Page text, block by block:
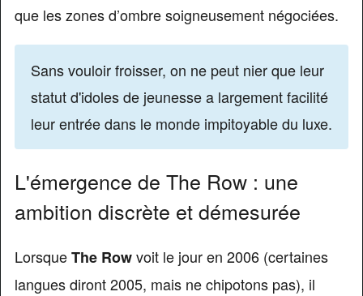
que les zones d’ombre soigneusement négociées.
Sans vouloir froisser, on ne peut nier que leur
statut d'idoles de jeunesse a largement facilité
leur entrée dans le monde impitoyable du luxe.
L'émergence de The Row : une
ambition discrète et démesurée
LorsqueThe Rowvoit le jour en 2006 (certaines
langues diront 2005, mais ne chipotons pas), il